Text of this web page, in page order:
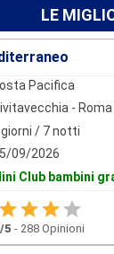
LE
Pacifica
- Roma
/ 7 notti
09/2026
Club bambini
/5 - 288 Opinioni